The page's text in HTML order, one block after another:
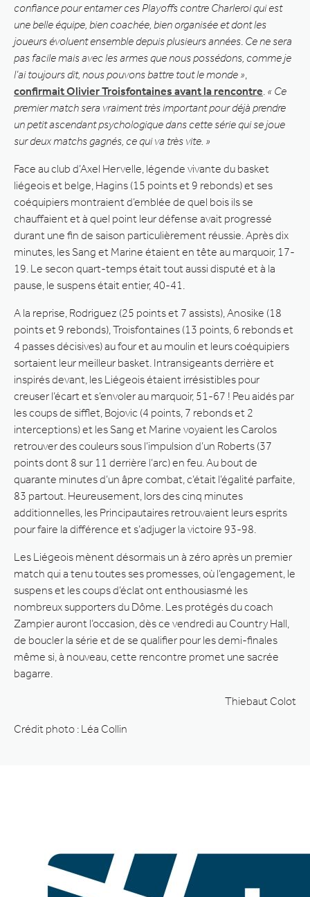
confiance pour entamer ces Playoffs contre Charleroi qui est
une belle équipe, bien coachée, bien organisée et dont les
joueurs évoluent ensemble depuis plusieurs années Ce ne sera
pas facile mais avec les armes que nous possédons, comme je
l’ai toujours dit, nous pouvons battre tout le monde »
confirmait Olivier Troisfontaines avant la rencontre « Ce
premier match sera vraiment très important pour déjà prendre
un petit ascendant psychologique dans cette série qui se joue
sur deux matchs gagnés, ce qui va très vite. »
Face au club d’Axel Hervelle, légende vivante du basket
liégeois et belge, Hagins (15 points et 9 rebonds) et ses
coéquipiers montraient d’emblée de quel bois ils se
chauffaient et à quel point leur défense avait progressé
durant une fin de saison particulièrement réussie. Après dix
minutes, les Sang et Marine étaient en tête au marquoir, 17-
19. Le secon quart-temps était tout aussi disputé et à la
pause, le suspens était entier, 40-41.
A la reprise, Rodriguez (25 points et 7 assists), Anosike (18
points et 9 rebonds), Troisfontaines (13 points, 6 rebonds et
4 passes décisives) au four et au moulin et leurs coéquipiers
sortaient leur meilleur basket. Intransigeants derrière et
inspirés devant, les Liégeois étaient irrésistibles pour
creuser l’écart et s’envoler au marquoir, 51-67 ! Peu aidés par
les coups de sifflet, Bojovic (4 points, 7 rebonds et 2
interceptions) et les Sang et Marine voyaient les Carolos
retrouver des couleurs sous l’impulsion d’un Roberts (37
points dont 8 sur 11 derrière l’arc) en feu. Au bout de
quarante minutes d’un âpre combat, c’était l’égalité parfaite,
83 partout. Heureusement, lors des cinq minutes
additionnelles, les Principautaires retrouvaient leurs esprits
pour faire la différence et s’adjuger la victoire 93-98.
Les Liégeois mènent désormais un à zéro après un premier
match qui a tenu toutes ses promesses, où l’engagement, le
suspens et les coups d’éclat ont enthousiasmé les
nombreux supporters du Dôme. Les protégés du coach
Zampier auront l’occasion, dès ce vendredi au Country Hall,
de boucler la série et de se qualifier pour les demi-finales
même si, à nouveau, cette rencontre promet une sacrée
bagarre.
Thiebaut Colot
Crédit photo : Léa Collin